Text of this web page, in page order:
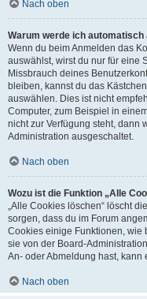
Nach oben
Warum werde ich automatisch
Wenn du beim Anmelden das
auswählst, wirst du nur für eine
Missbrauch deines
bleiben, kannst du das
auswählen. Dies ist nicht
Computer, zum Beispiel in
nicht zur Verfügung steht, dann
Administration ausgeschaltet.
Nach oben
Wozu ist die Funktion „Alle
„Alle Cookies löschen“ löscht
sorgen, dass du im Forum
Cookies einige Funktionen, wie
sie von der Board-
An- oder Abmeldung hast, kann
Nach oben